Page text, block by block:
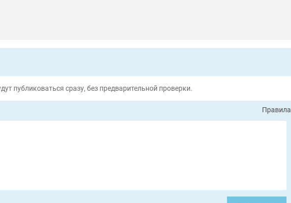
публиковаться сразу, без предварительной проверки.
Правила